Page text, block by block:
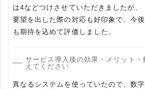
は4などつけさせていただきましたが、
要望を出した際の対応も好印象で、今
も期待を込めて評価しました。
サービス導入後の効果・メリット・
えてください
異なるシステムを使っていたので、数